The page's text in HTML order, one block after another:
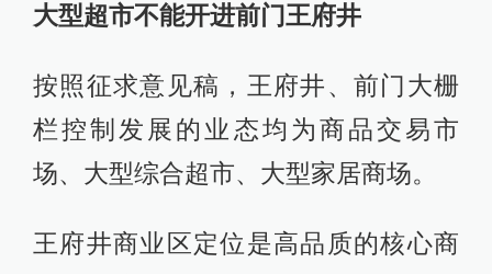
大型超市不能开进前门王府井
按照征求意见稿，王府井、前门大栅
栏控制发展的业态均为商品交易市
场、大型综合超市、大型家居商场。
王府井商业区定位是高品质的核心商